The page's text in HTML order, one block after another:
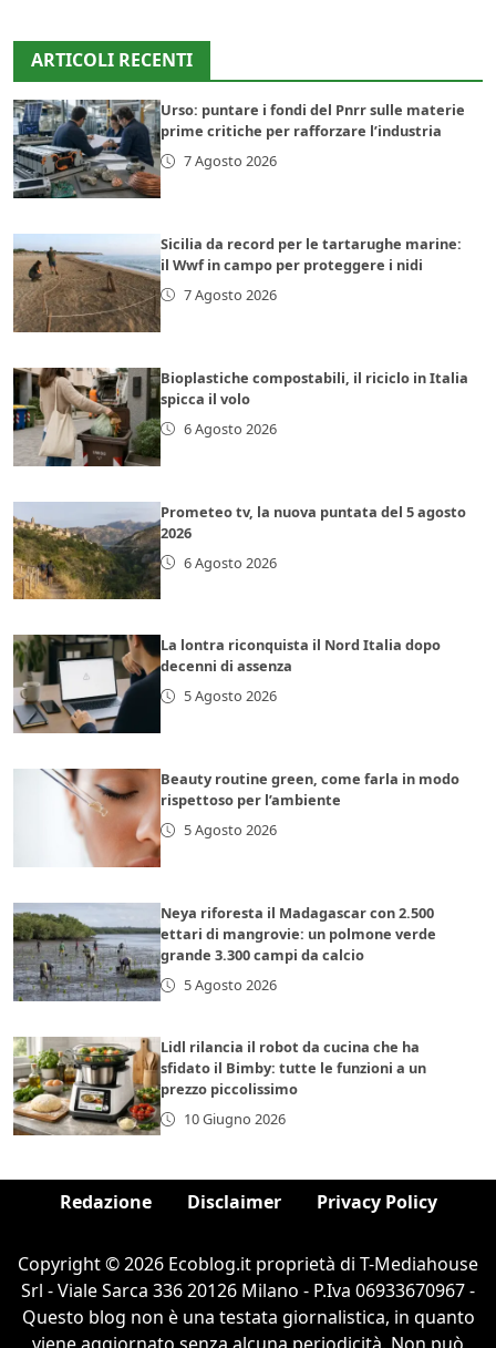
ARTICOLI RECENTI
Urso: puntare i fondi del Pnrr sulle materie
prime critiche per rafforzare l’industria
7 Agosto 2026
Sicilia da record per le tartarughe marine:
il Wwf in campo per proteggere i nidi
7 Agosto 2026
Bioplastiche compostabili, il riciclo in Italia
spicca il volo
6 Agosto 2026
Prometeo tv, la nuova puntata del 5 agosto
2026
6 Agosto 2026
La lontra riconquista il Nord Italia dopo
decenni di assenza
5 Agosto 2026
Beauty routine green, come farla in modo
rispettoso per l’ambiente
5 Agosto 2026
Neya riforesta il Madagascar con 2.500
ettari di mangrovie: un polmone verde
grande 3.300 campi da calcio
5 Agosto 2026
Lidl rilancia il robot da cucina che ha
sfidato il Bimby: tutte le funzioni a un
prezzo piccolissimo
10 Giugno 2026
Redazione Disclaimer Privacy Policy
Copyright © 2026 Ecoblog.it proprietà di T-Mediahouse
Srl - Viale Sarca 336 20126 Milano - P.Iva 06933670967 -
Questo blog non è una testata giornalistica, in quanto